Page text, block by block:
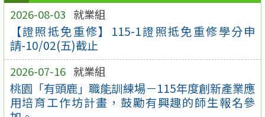
2026-08-03 就業組
【證照抵免重修】115-1證照抵免重修學分申
請-10/02(五)截止
2026-07-16 就業組
桃園「有頭鹿」職能訓練場－115年度創新產業應
用培育工作坊計畫，鼓勵有興趣的師生報名參